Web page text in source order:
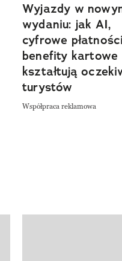
Wyjazdy w
wydaniu: jak AI,
cyfrowe
benefity kartowe
kształtują
turystów
Współpraca reklamowa